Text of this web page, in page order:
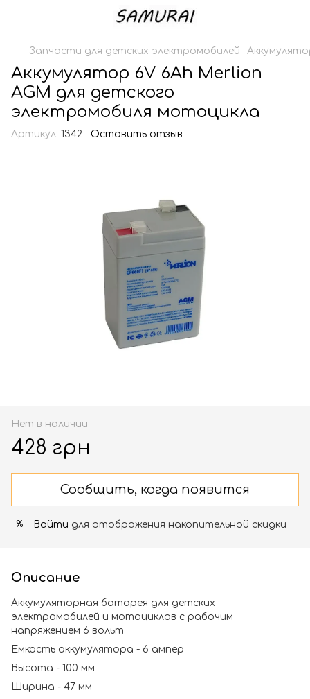
Запчасти для детских электромобилей
Аккумулятор 6V 6Ah Merlion
AGM для детского
электромобиля мотоцикла
Артикул: 1342 Оставить отзыв
Нет в наличии
428 грн
Сообщить, когда появится
% Войти для отображения накопительной скидки
Описание
Аккумуляторная батарея для детских
электромобилей и мотоциклов с рабочим
напряжением 6 вольт
Емкость аккумулятора - 6 ампер
Высота - 100 мм
Ширина - 47 мм